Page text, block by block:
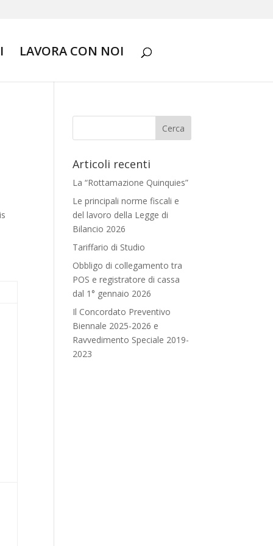
LAVORA CON NOI
Articoli recenti
La “Rottamazione Quinquies”
Le principali norme fiscali e
del lavoro della Legge di
Bilancio 2026
Tariffario di Studio
Obbligo di collegamento tra
POS e registratore di cassa
dal 1° gennaio 2026
Il Concordato Preventivo
Biennale 2025-2026 e
Ravvedimento Speciale 2019-
2023